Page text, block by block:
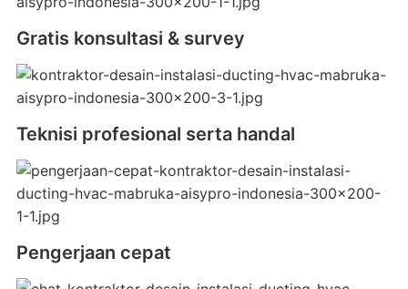
Gratis konsultasi & survey
Teknisi profesional serta handal
Pengerjaan cepat